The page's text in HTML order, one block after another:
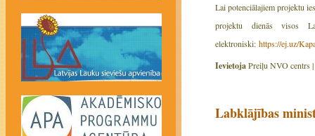
Lai potenciālajiem projektu
projektu dienās visos
elektroniski: https://ej.uz/
IevietojaPreiļu NVO centrs |
Labklājības